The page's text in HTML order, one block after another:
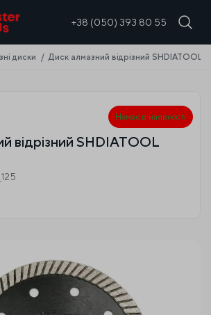
+38 (050) 393 80 55
UA
диски Диск алмазний відрізний SHDIATOOL
Немає в наявності
відрізний SHDIATOOL